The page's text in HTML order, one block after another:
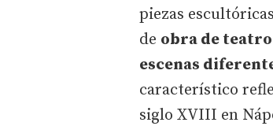
piezas
de obra de
escenas
característico
siglo XVIII en